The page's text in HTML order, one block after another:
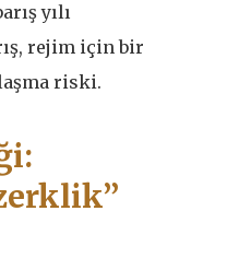
yılı
rejim için bir
riski.